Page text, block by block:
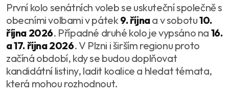
První kolo senátních voleb se uskuteční společně s
obecními volbami v pátek 9. říjnaa v sobotu10.
října 2026. Případné druhé kolo je vypsáno na 16.
a 17. října 2026. V Plzni i širším regionu proto
začíná období, kdy se budou doplňovat
kandidátní listiny, ladit koalice a hledat témata,
která mohou rozhodnout.